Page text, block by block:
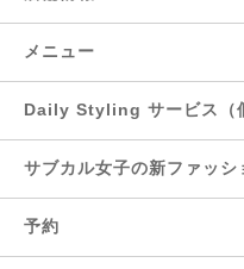
メニュー
Daily Styling サービス（
サブカル女子の新ファッシ
予約